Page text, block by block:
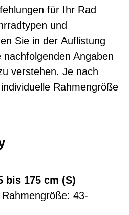
für Ihr Rad
und
Sie in der Auflistung
Angaben
verstehen. Je nach
Rahmengröße
bis 175 cm (S)
43-